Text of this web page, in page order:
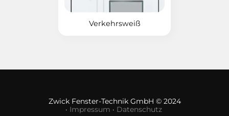
Verkehrsweiß
Zwick Fenster-Technik GmbH © 2024
· Impressum · Datenschutz